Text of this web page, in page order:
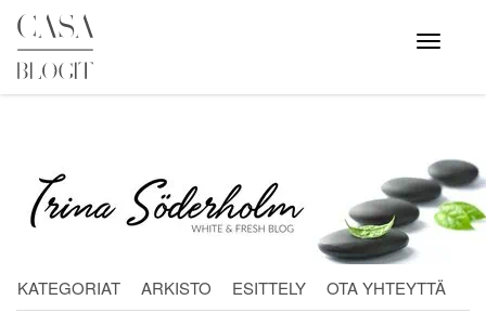
Skip
content
Avaa
valikko
KATEGORIAT ARKISTO ESITTELY OTA YHTEYTTÄ